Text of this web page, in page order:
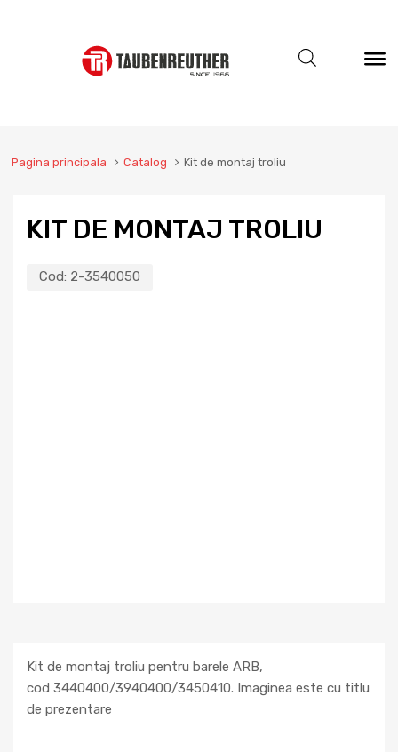
Pagina principala Catalog Kit de montaj troliu
KIT DE MONTAJ TROLIU
Cod: 2-3540050
Kit de montaj troliu pentru barele ARB,
cod 3440400/3940400/3450410. Imaginea este cu titlu
de prezentare